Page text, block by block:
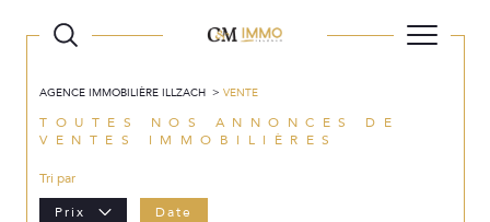
AGENCE IMMOBILIÈRE ILLZACH VENTE
TOUTES NOS ANNONCES DE
VENTES IMMOBILIÈRES
Tri par
Prix
Date